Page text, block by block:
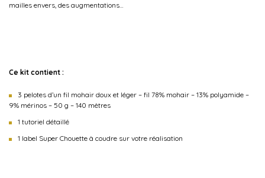
mailles envers, des augmentations…
Ce kit contient :
3 pelotes d’un fil mohair doux et léger – fil 78% mohair – 13% polyamide –
9% mérinos – 50 g – 140 mètres
1 tutoriel détaillé
1 label Super Chouette à coudre sur votre réalisation